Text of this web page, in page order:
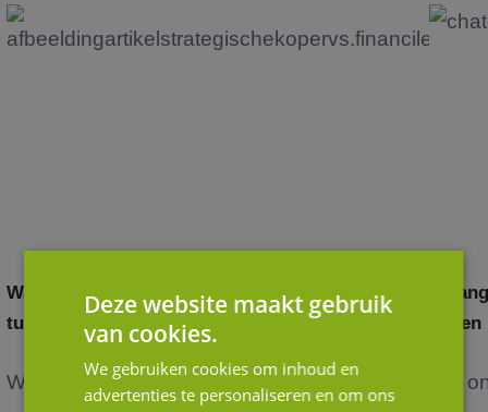
Waardering door andere ogen: het verschil
tussen strategische en financiële kopers
Wanneer je als ondernemer nadenkt over de
in
Het
Deze website maakt gebruik
van cookies.
We gebruiken cookies om inhoud en
advertenties te personaliseren en om ons